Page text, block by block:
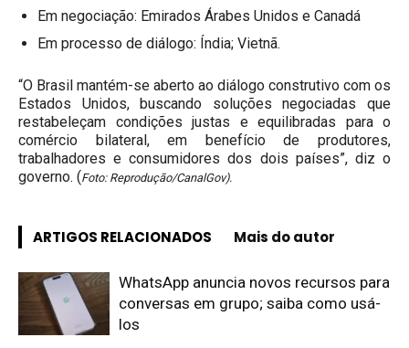
Em negociação: Emirados Árabes Unidos e Canadá
Em processo de diálogo: Índia; Vietnã.
“O Brasil mantém-se aberto ao diálogo construtivo com os
Estados Unidos, buscando soluções negociadas que
restabeleçam condições justas e equilibradas para o
comércio bilateral, em benefício de produtores,
trabalhadores e consumidores dos dois países”, diz o
governo. (Foto: Reprodução/CanalGov).
ARTIGOS RELACIONADOS Mais do autor
WhatsApp anuncia novos recursos para
conversas em grupo; saiba como usá-
los